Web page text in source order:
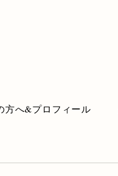
方へ&プロフィール